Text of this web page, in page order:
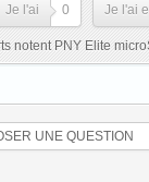
Je l'ai 0 Je l'ai
notent PNY Elite
UNE QUESTION